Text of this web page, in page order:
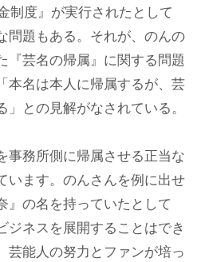
制度』が実行されたとして
問題もある。それが、のんの
『芸名の帰属』に関する問題
本名は本人に帰属するが、芸
との見解がなされている。
務所側に帰属させる正当な
います。のんさんを例に出せ
』の名を持っていたとして
ジネスを展開することはでき
芸能人の努力とファンが培っ